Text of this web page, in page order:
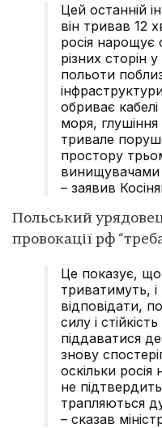
Цей останній
він тривав 12
росія нарощує
різних сторін
польоти
обриває кабелі
моря,
тривале
простору
винищувачами
– заявив
Польський
провокації рф
Це показує, що
триватимуть,
відповідати,
силу і
піддаватися
знову
оскільки росія
не
трапляються
– сказав